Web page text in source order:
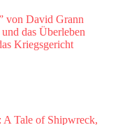
von David Grann
das Überleben
Kriegsgericht
A Tale of Shipwreck,